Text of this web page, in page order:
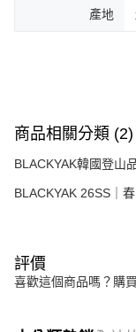
產地
商品相關分類 (2)
BLACKYAK韓國登山
BLACKYAK 26SS｜
評價
喜歡這個商品嗎？購